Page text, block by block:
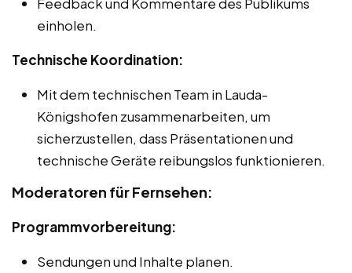
einholen.
Technische Koordination:
Mit dem technischen Team in Lauda-
Königshofen zusammenarbeiten, um
sicherzustellen, dass Präsentationen und
technische Geräte reibungslos funktionieren.
Moderatoren für Fernsehen:
Programmvorbereitung:
Sendungen und Inhalte planen.